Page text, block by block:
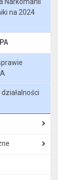
na 2024